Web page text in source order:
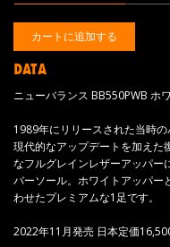
DATA
ニューバランス BB550PWB ホ
1989年にリリースされた当時の
現代的なアップデートを加え
なフルグレインレザーアッパー
バーソール。ホワイトアッパー
わせたプレミアムな1足です。
2022年11月発売 日本定価